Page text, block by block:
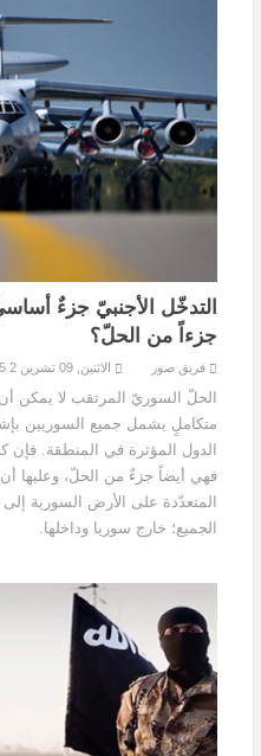
التدخّل الأجنبيّ جزءٌ
جزءاً من الحلّ؟
فريق صور الاثنين, 09 تشرين 2 2015
الحلّ السوريّ المرتقب لا يمكن
متكاملٍ يشمل جميع السوريين
الدول المؤثرة في المنطقة. فإن
فهي أيضاً جزءٌ من الحلّ، وعليها
المتعدّدة على الأرض السورية إلى
الجميع؛ خارج سوريا وداخلها.